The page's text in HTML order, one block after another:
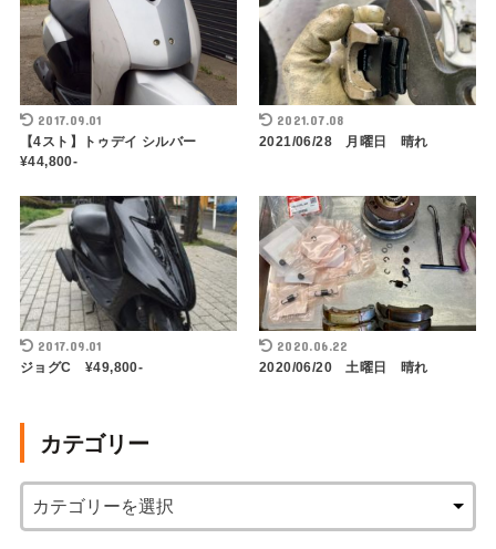
2017.09.01
【4スト】トゥデイ シルバー
¥44,800-
2021.07.08
2021/06/28 月曜日 晴れ
2017.09.01
ジョグC ¥49,800-
2020.06.22
2020/06/20 土曜日 晴れ
カテゴリー